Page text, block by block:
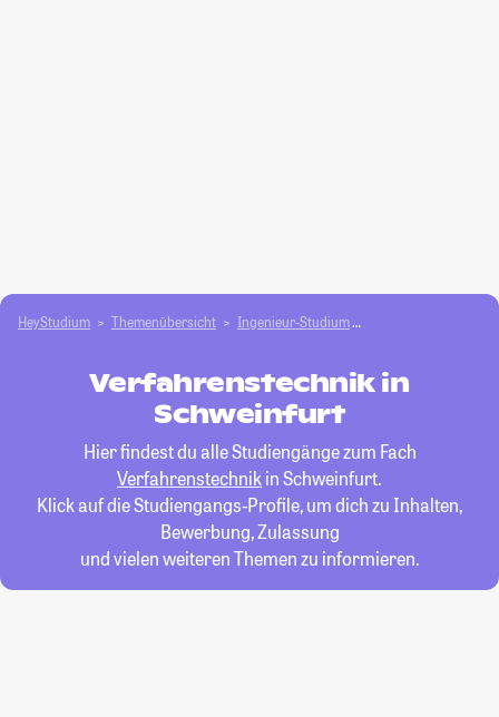
HeyStudium Themenübersicht Ingenieur-Studium
Verfahrenstechnik in
Schweinfurt
Hier findest du alle Studiengänge zum Fach
Verfahrenstechnikin Schweinfurt.
Klick auf die Studiengangs-Profile, um dich zu Inhalten,
Bewerbung, Zulassung
und vielen weiteren Themen zu informieren.